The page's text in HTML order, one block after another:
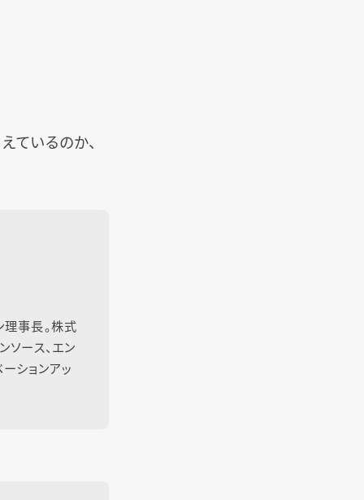
ているのか、
事長。株式
ース、エン
ションアッ